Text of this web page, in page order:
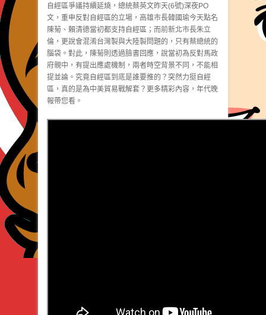
自經區爭議持續延燒，總統蔡英文昨天(6號)深夜PO
文，重申反對自經區的立場，高雄市長韓國瑜今天點名
陳菊、賴清德當初都支持自經區；而前新北市長朱立
倫，更說會混淆台灣製與大陸製問題的，只有蔡總統的
腦袋。對此，陳菊則透過臉書回應，說當初為反對馬政
府親中，有提出應處機制，兩者時空背景不同，不能相
提並論。究竟自經區到底是誰要推的？突然力挺自經
區，真的是為中美貿易戰解套？更多精彩內容，年代晚
報帶您看。